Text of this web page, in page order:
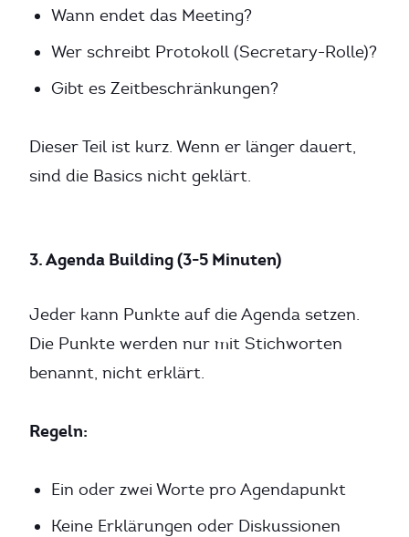
Wann endet das Meeting?
Wer schreibt Protokoll (Secretary-Rolle)?
Gibt es Zeitbeschränkungen?
Dieser Teil ist kurz. Wenn er länger dauert,
sind die Basics nicht geklärt.
3. Agenda Building (3-5 Minuten)
Jeder kann Punkte auf die Agenda setzen.
Die Punkte werden nur mit Stichworten
benannt, nicht erklärt.
Regeln:
Ein oder zwei Worte pro Agendapunkt
Keine Erklärungen oder Diskussionen